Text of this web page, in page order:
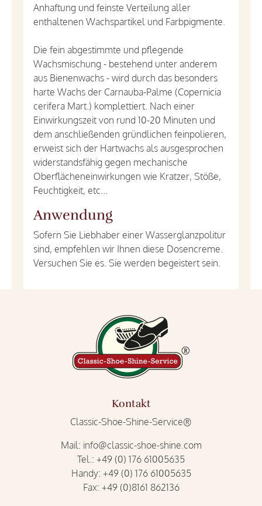
Anhaftung und feinste Verteilung aller
enthaltenen Wachspartikel und Farbpigmente.
Die fein abgestimmte und pflegende
Wachsmischung - bestehend unter anderem
aus Bienenwachs - wird durch das besonders
harte Wachs der Carnauba-Palme (Copernicia
cerifera Mart.) komplettiert. Nach einer
Einwirkungszeit von rund 10-20 Minuten und
dem anschließenden gründlichen feinpolieren,
erweist sich der Hartwachs als ausgesprochen
widerstandsfähig gegen mechanische
Oberflächeneinwirkungen wie Kratzer, Stöße,
Feuchtigkeit, etc...
Anwendung
Sofern Sie Liebhaber einer Wasserglanzpolitur
sind, empfehlen wir Ihnen diese Dosencreme.
Versuchen Sie es. Sie werden begeistert sein.
Kontakt
Classic-Shoe-Shine-Service®
Mail: info@classic-shoe-shine.com
Tel.: +49 (0) 176 61005635
Handy: +49 (0) 176 61005635
Fax: +49 (0)8161 862136